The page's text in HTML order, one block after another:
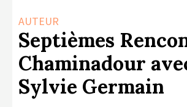
AUTEUR
Septièmes
Chaminadour
Sylvie Germain